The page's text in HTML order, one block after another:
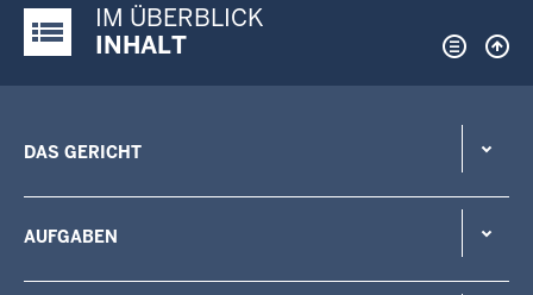
Justiz-Portal im Überblick:
IM ÜBERBLICK
INHALT
DAS GERICHT
AUFGABEN